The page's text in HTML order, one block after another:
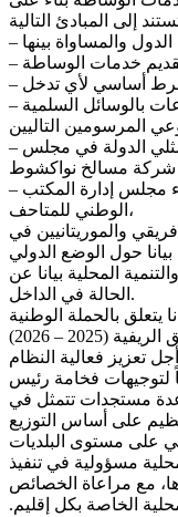
– ﻣﺸﺮوع ﻣﺮﺳﻮم ﻳﺘﻀﻤﻦ ﺗﻌﻴﻴﻦ رﺋﻴﺲ وﻣﻤﺜﻠﻲ اﻟﺪوﻟﺔ ﻓﻲ ﻣﺠﻠﺲ
– ﻣﺸﺮوع ﻣﺮﺳﻮم ﻳﺘﻀﻤﻦ ﺗﻌﻴﻴﻦ رﺋﻴﺲ وأﻋﻀﺎء ﻣﺠﻠﺲ إدارة اﻟﻤﻜﺘﺐ
اﻟﻮﻃﻨﻲ ﻟﻠﻤﺘﺎﺣﻒ،
واﻟﻤﻮرﻳﺘﺎﻧﻴﻴﻦ ﻓﻲ
اﻟﻤﺤﻠﻴﺔ ﺑﻴﺎﻧﺎ ﻋﻦ
اﻟﺤﺎﻟﺔ ﻓﻲ اﻟﺪاﺧﻞ.
ﻳﺘﻌﻠﻖ ﺑﺎﻟﺤﻤﻠﺔ اﻟﻮﻃﻨﻴﺔ
ﺗﻌﺰﻳﺰ ﻓﻌﺎﻟﻴﺔ اﻟﻨﻈﺎم
ﻟﺘﻮﺟﻴﻬﺎت ﻓﺨﺎﻣﺔ رﺋﻴﺲ
ﻣﺴﺘﺠﺪات ﺗﺘﻤﺜﻞ ﻓﻲ
ﻋﻠﻰ أﺳﺎس اﻟﺘﻮزﻳﻊ
ﻣﺴﺆوﻟﻴﺔ ﻓﻲ ﺗﻨﻔﻴﺬ
ﻣﻊ ﻣﺮاﻋﺎة اﻟﺨﺼﺎﺋﺺ
اﻟﺨﺎﺻﺔ ﺑﻜﻞ إﻗﻠﻴﻢ.